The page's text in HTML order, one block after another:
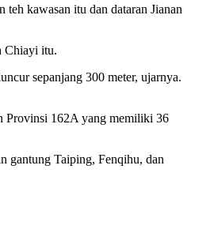
kawasan itu dan dataran Jianan
Chiayi itu.
sepanjang 300 meter, ujarnya.
Provinsi 162A yang memiliki 36
gantung Taiping, Fenqihu, dan